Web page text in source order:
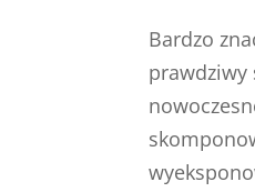
Bardzo
prawdziwy